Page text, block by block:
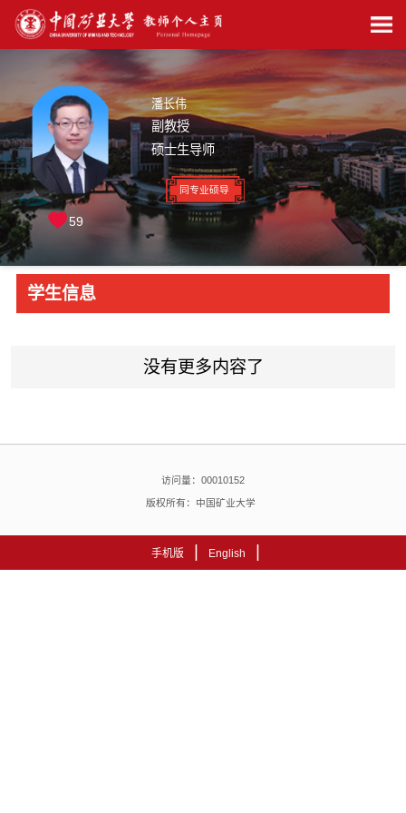
潘长伟
副教授
硕士生导师
同专业硕导
59
学生信息
没有更多内容了
访问量： 00010152
版权所有：中国矿业大学
手机版 English